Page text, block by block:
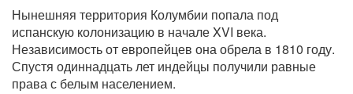
Нынешняя территория Колумбии попала под
испанскую колонизацию в начале XVI века.
Независимость от европейцев она обрела в 1810 году.
Спустя одиннадцать лет индейцы получили равные
права с белым населением.